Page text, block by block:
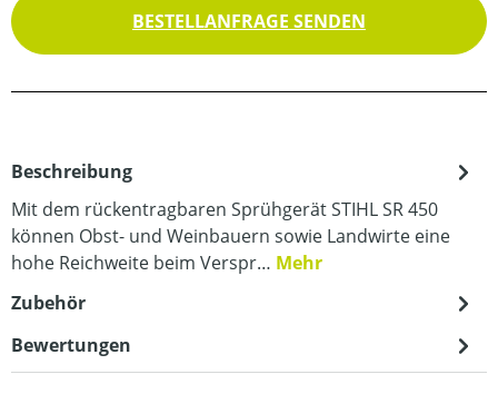
BESTELLANFRAGE SENDEN
Beschreibung
Mit dem rückentragbaren Sprühgerät STIHL SR 450
können Obst- und Weinbauern sowie Landwirte eine
hohe Reichweite beim Verspr… Mehr
Zubehör
Bewertungen